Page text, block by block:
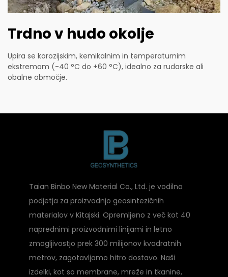
Trdno v hudo okolje
Upira se korozijskim, kemikalnim in temperaturnim
ekstremom (-40 °C do +60 °C), idealno za rudarske ali
obalne območje.
Taian Binbo New Material Co., Ltd. je vodilna
podjetja za proizvodnjo geosintezičnih
materialov v Kitajski. Opremljeno z več kot 40
naprednimi proizvodnimi linijami in letno
zmogljivostjo prek 300 milijonov kvadratnih
metrov, zagotavljamo hitro dostavo. Naši
izdelki, kot so membrane, mreže in tkanine,